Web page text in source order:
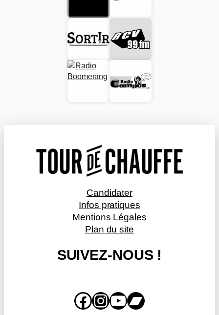
Candidater
Infos pratiques
Mentions Légales
Plan du site
SUIVEZ-NOUS !
Facebook InstagramYouTube Bandcamp